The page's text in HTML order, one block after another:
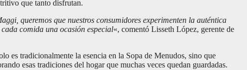
que tanto disfrutan.
queremos que nuestros consumidores experimenten la auténtica
comida una ocasión especial«, comentó Lisseth López, gerente de
es tradicionalmente la esencia en la Sopa de Menudos, sino que
esas tradiciones del hogar que muchas veces quedan guardadas.